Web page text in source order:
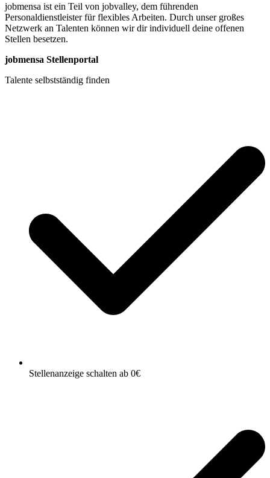
jobmensa ist ein Teil von jobvalley, dem führenden
Personaldienstleister für flexibles Arbeiten. Durch unser großes
Netzwerk an Talenten können wir dir individuell deine offenen
Stellen besetzen.
jobmensa Stellenportal
Talente selbstständig finden
Stellenanzeige schalten ab 0€